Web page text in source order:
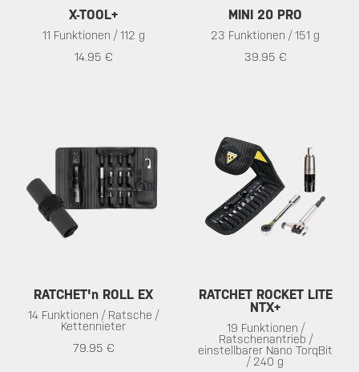
X-TOOL+
11 Funktionen / 112 g
14.95 €
MINI 20 PRO
23 Funktionen / 151 g
39.95 €
RATCHET'n ROLL EX
14 Funktionen / Ratsche /
Kettennieter
79.95 €
RATCHET ROCKET LITE
NTX+
19 Funktionen /
Ratschenantrieb /
einstellbarer Nano TorqBit
/ 240 g